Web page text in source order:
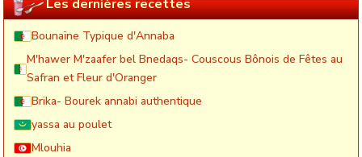
Les dernières recettes
Bounaïne Typique d'Annaba
M'hawer M'zaafer bel Bnedaqs- Couscous Bônois de Fêtes au
Safran et Fleur d'Oranger
Brika- Bourek annabi authentique
yassa au poulet
Mlouhia